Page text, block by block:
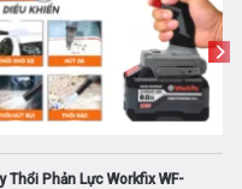
HẾT HÀNG
Máy Phun Sơn Điện Workfix